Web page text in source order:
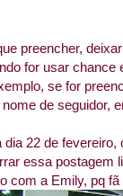
preencher,
for usar
se for
de seguidor,
22 de fevereiro,
essa postagem
com a Emily, pq fã